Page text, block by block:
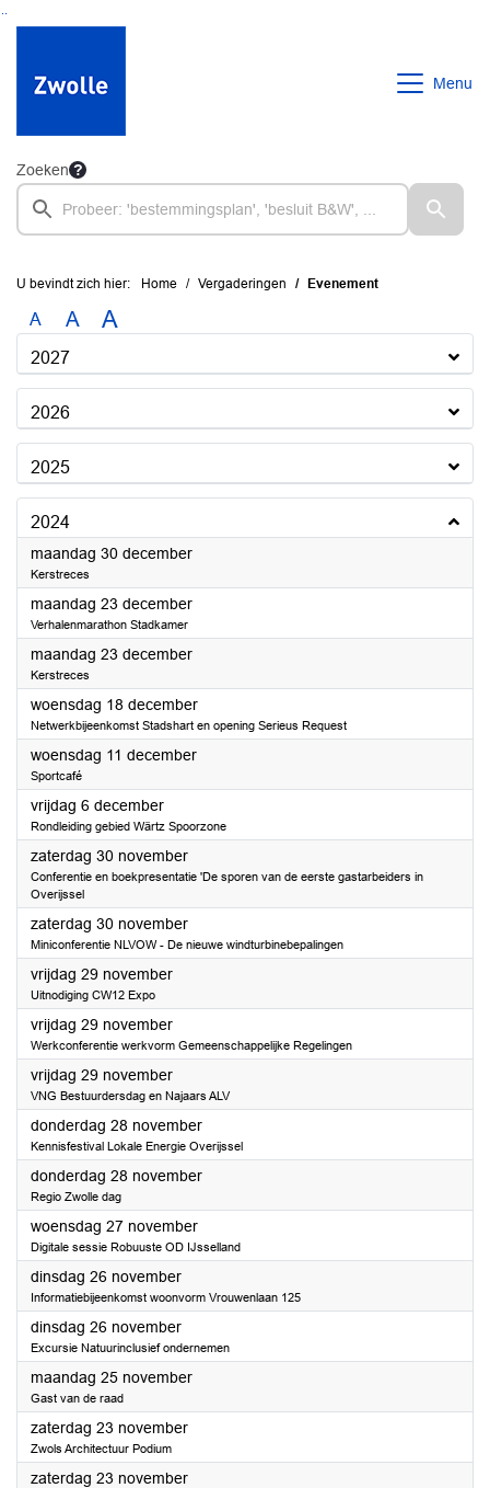
Ga naar de inhoud van deze pagina
Ga naar het zoeken
Ga naar het menu
Menu
Zoeken
U bevindt zich hier: Home Vergaderingen Evenement
A A A
2027
2026
2025
2024
maandag 30 december2024
Kerstreces
maandag 23 december2024
Verhalenmarathon Stadkamer
maandag 23 december2024
Kerstreces
woensdag 18 december2024
Netwerkbijeenkomst Stadshart en opening Serieus Request
woensdag 11 december2024
Sportcafé
vrijdag 6 december2024
Rondleiding gebied Wärtz Spoorzone
zaterdag 30 november2024
Conferentie en boekpresentatie 'De sporen van de eerste gastarbeiders in
Overijssel
zaterdag 30 november2024
Miniconferentie NLVOW - De nieuwe windturbinebepalingen
vrijdag 29 november2024
Uitnodiging CW12 Expo
vrijdag 29 november2024
Werkconferentie werkvorm Gemeenschappelijke Regelingen
vrijdag 29 november2024
VNG Bestuurdersdag en Najaars ALV
donderdag 28 november2024
Kennisfestival Lokale Energie Overijssel
donderdag 28 november2024
Regio Zwolle dag
woensdag 27 november2024
Digitale sessie Robuuste OD IJsselland
dinsdag 26 november2024
Informatiebijeenkomst woonvorm Vrouwenlaan 125
dinsdag 26 november2024
Excursie Natuurinclusief ondernemen
maandag 25 november2024
Gast van de raad
zaterdag 23 november2024
Zwols Architectuur Podium
zaterdag 23 november2024